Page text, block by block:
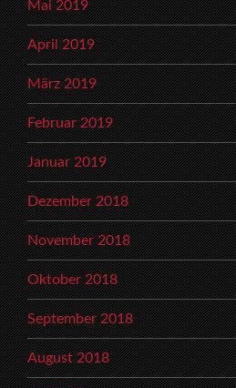
Mai 2019
April 2019
März 2019
Februar 2019
Januar 2019
Dezember 2018
November 2018
Oktober 2018
September 2018
August 2018